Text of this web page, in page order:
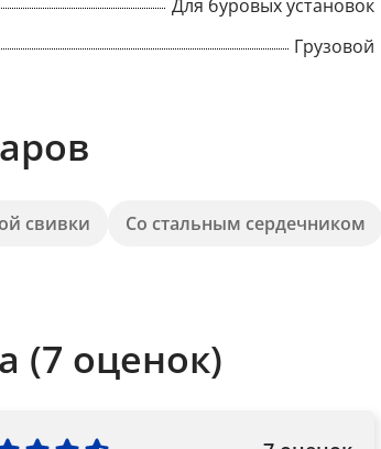
Для буровых установок
Грузовой
свивки Со стальным сердечником
(7 оценок)